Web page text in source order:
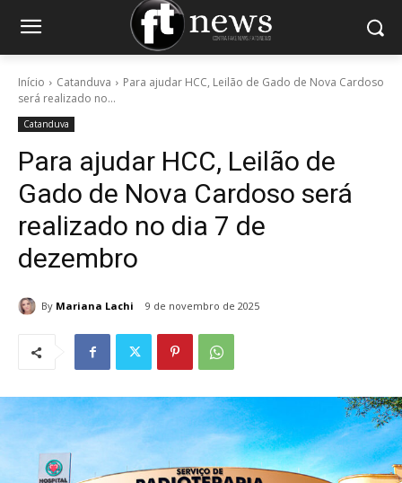
Início Catanduva
Para ajudar HCC, Leilão de Gado de Nova Cardoso
será realizado no...
Catanduva
Para ajudar HCC, Leilão de
Gado de Nova Cardoso será
realizado no dia 7 de
dezembro
By Mariana Lachi 9 de novembro de 2025